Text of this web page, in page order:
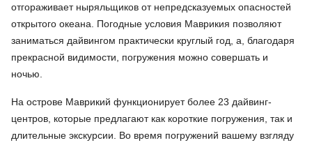
отгораживает ныряльщиков от непредсказуемых опасностей
открытого океана. Погодные условия Маврикия позволяют
заниматься дайвингом практически круглый год, а, благодаря
прекрасной видимости, погружения можно совершать и
ночью.
На острове Маврикий функционирует более 23 дайвинг-
центров, которые предлагают как короткие погружения, так и
длительные экскурсии. Во время погружений вашему взгляду